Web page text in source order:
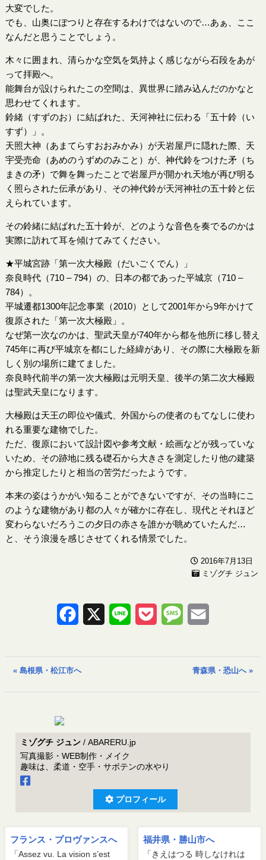
大変でした。
でも、山奥にぽつりと存在するわけではないので…あぁ、ここ
なんだと思うことでしょう。
木々に囲まれ、清らかな空気を気持よく感じながら石段をあが
って拝殿へ。
能舞台が設けられたこの空間は、異世界に踏み込んだのかなと
思わせてくれます。
鈴緒（すずのお）に結ばれた、天河神社に伝わる「五十鈴（い
すず）」。
天照大神（あまてらすおおみかみ）が天岩屋戸に隠れた際、天
宇受売命（あめのうずめのみこと）が、神代鈴をつけた矛（ち
まきの矛）で舞を舞ったことで岩屋戸が開かれ天地が再び明る
く照らされた伝承があり、その神代鈴が天河神社の五十鈴と伝
えられています。
その鈴緒に結ばれた五十鈴が、どのような音色を奏でるのかは
実際に訪れて耳を傾けてみてください。
★平城宮跡「第一次大極殿（だいごくでん）」
奈良時代（710 – 794）の、日本の都であった平城京（710 –
784）。
平城遷都1300年記念事業（2010）として2001年から9年かけて
復原された「第一次大極殿」。
なぜ第一次なのかは、聖武天皇が740年から都を他所に移し替え
745年に再び平城京を都にした経緯があり、その際に大極殿を新
しく別の場所に建てました。
奈良時代前半の第一次大極殿は元明天皇、後半の第二次大極殿
は聖武天皇になります。
大極殿は天王の即位や儀式、外国からの使者のもてなしに使わ
れる重要な建物でした。
ただ、復原において設計図や参考文献・絵画などが残っていな
いため、その跡地に残る礎石から大きさを測定したり他の建築
から推定したりと相当の苦労だったようです。
本来の姿はうかがい知ることができないですが、その当時にこ
のような建物があり都の人々が確かに存在し、現代とそれほど
変わらないだろうこの夕日の赤さを誰かが眺めていたんだ…
と、そう浪漫を感じさせてくれる情景でした。
2016年7月13日
ミゾグチ ジュン
Facebook Line Pocket Message
« 島根県・松江市へ 青森県・恐山へ »
ミゾグチ ジュン / ABARERU.jp
写真撮影・WEB制作・メイク
趣味は、柔道・空手・サボテンの水やり
プロフィール
フランス・プロヴァンスへ
「Assez vu. La vision s’est
福井県・勝山市へ
「きえはつる 時しなけれは